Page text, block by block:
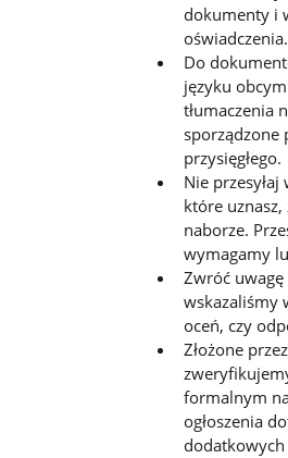
dokumenty i
oświadczenia.
Do
języku
tłumaczenia
sporządzone
przysięgłego.
Nie
które
naborze.
wymagamy
Zwróć
wskazaliśmy
oceń, czy
Złożone
formalnym
ogłoszenia